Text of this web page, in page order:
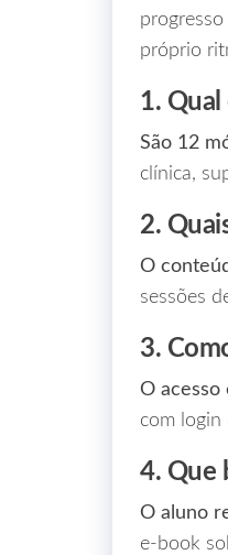
próprio
1.
São 12
clínica,
2.
O
sessões
3.
O acesso
com login
4. Que
O aluno
e‑book